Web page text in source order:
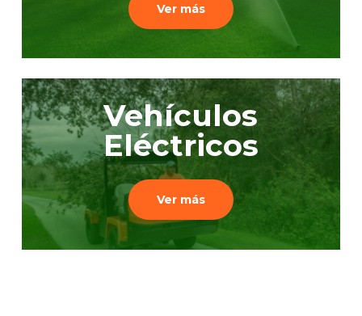
Ver más
Vehículos
Eléctricos
Ver más